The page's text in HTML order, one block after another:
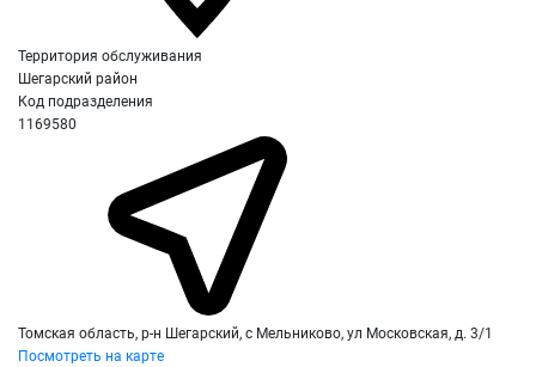
Территория обслуживания
Шегарский район
Код подразделения
1169580
Томская область, р-н Шегарский, с Мельниково, ул Московская, д. 3/1
Посмотреть на карте